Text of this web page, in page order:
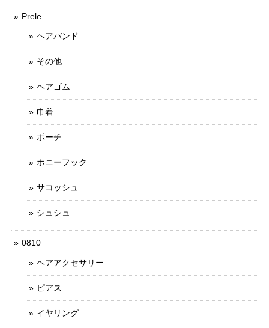
Prele
ヘアバンド
その他
ヘアゴム
巾着
ポーチ
ポニーフック
サコッシュ
シュシュ
0810
ヘアアクセサリー
ピアス
イヤリング